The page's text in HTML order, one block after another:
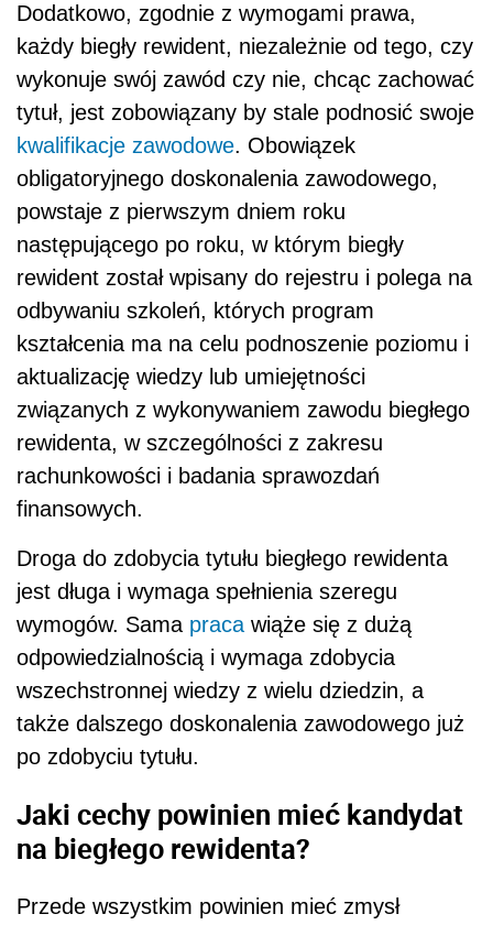
Dodatkowo, zgodnie z wymogami prawa,
każdy biegły rewident, niezależnie od tego, czy
wykonuje swój zawód czy nie, chcąc zachować
tytuł, jest zobowiązany by stale podnosić swoje
kwalifikacje zawodowe. Obowiązek
obligatoryjnego doskonalenia zawodowego,
powstaje z pierwszym dniem roku
następującego po roku, w którym biegły
rewident został wpisany do rejestru i polega na
odbywaniu szkoleń, których program
kształcenia ma na celu podnoszenie poziomu i
aktualizację wiedzy lub umiejętności
związanych z wykonywaniem zawodu biegłego
rewidenta, w szczególności z zakresu
rachunkowości i badania sprawozdań
finansowych.
Droga do zdobycia tytułu biegłego rewidenta
jest długa i wymaga spełnienia szeregu
wymogów. Sama pracawiąże się z dużą
odpowiedzialnością i wymaga zdobycia
wszechstronnej wiedzy z wielu dziedzin, a
także dalszego doskonalenia zawodowego już
po zdobyciu tytułu.
Jaki cechy powinien mieć kandydat
na biegłego rewidenta?
Przede wszystkim powinien mieć zmysł